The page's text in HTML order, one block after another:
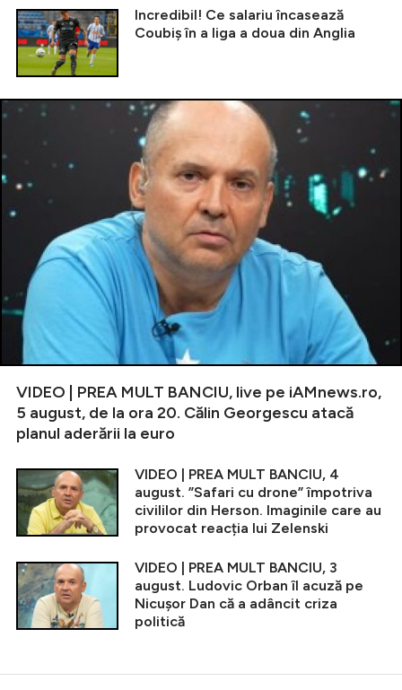
Incredibil! Ce salariu încasează
Coubiș în a liga a doua din Anglia
VIDEO | PREA MULT BANCIU, live pe iAMnews.ro,
5 august, de la ora 20. Călin Georgescu atacă
planul aderării la euro
VIDEO | PREA MULT BANCIU, 4
august. ”Safari cu drone” împotriva
civililor din Herson. Imaginile care au
provocat reacția lui Zelenski
VIDEO | PREA MULT BANCIU, 3
august. Ludovic Orban îl acuză pe
Nicușor Dan că a adâncit criza
politică